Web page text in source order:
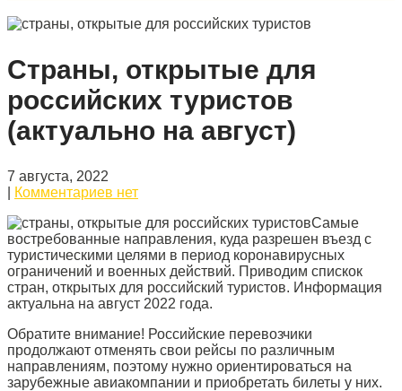
Страны, открытые для
российских туристов
(актуально на август)
7 августа, 2022
Комментариев нет
Самые
востребованные направления, куда разрешен въезд с
туристическими целями в период коронавирусных
ограничений и военных действий. Приводим спискок
стран, открытых для российский туристов. Информация
актуальна на август 2022 года.
Обратите внимание! Российские перевозчики
продолжают отменять свои рейсы по различным
направлениям, поэтому нужно ориентироваться на
зарубежные авиакомпании и приобретать билеты у них.